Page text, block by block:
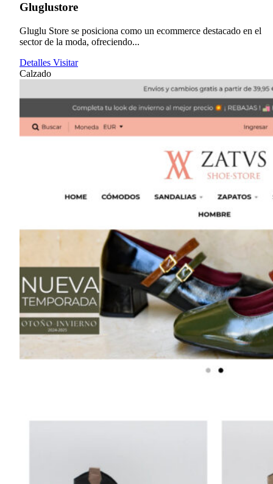
Gluglustore
Gluglu Store se posiciona como un ecommerce destacado en el
sector de la moda, ofreciendo...
Detalles Visitar
Calzado